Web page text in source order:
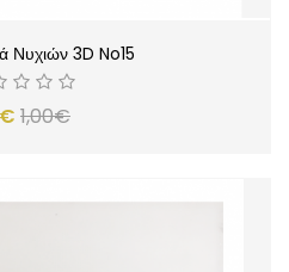
Νυχιών 3D No15
1,00€